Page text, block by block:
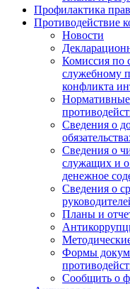
Профилактика
Противодействие
Новости
Комиссия по
служебному
конфликта
Сведения о
Сведения о
служащих и о
денежное
Сведения о
Планы и
Формы
Сообщить о